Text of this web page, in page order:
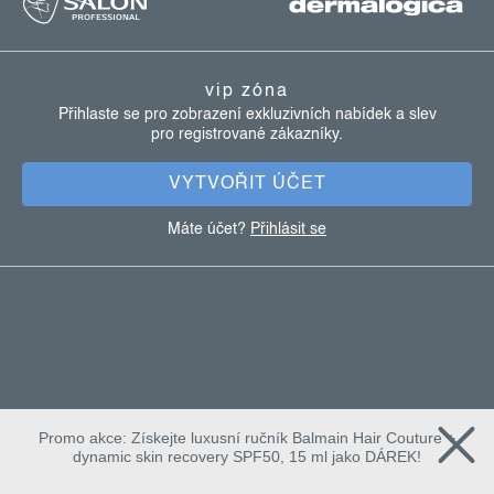
vip zóna
Přihlaste se pro zobrazení exkluzivních nabídek a slev
pro registrované zákazníky.
VYTVOŘIT ÚČET
Máte účet? Přihlásit se
Promo akce: Získejte luxusní ručník Balmain Hair Couture +
dynamic skin recovery SPF50, 15 ml jako DÁREK!